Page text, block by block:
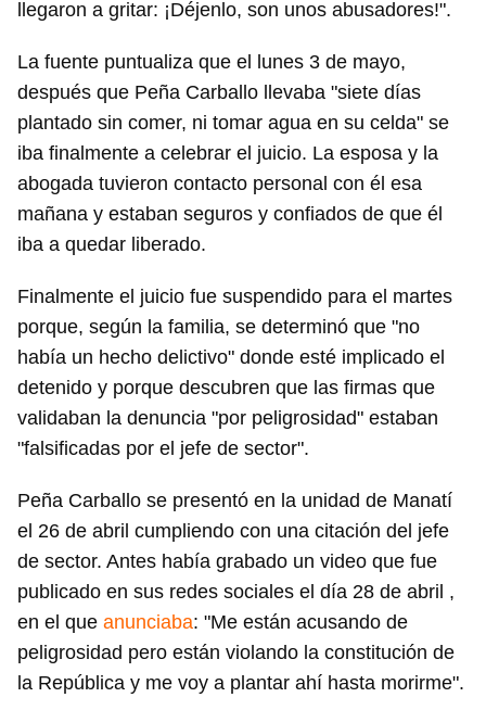
llegaron a gritar: ¡Déjenlo, son unos abusadores!".
La fuente puntualiza que el lunes 3 de mayo,
después que Peña Carballo llevaba "siete días
plantado sin comer, ni tomar agua en su celda" se
iba finalmente a celebrar el juicio. La esposa y la
abogada tuvieron contacto personal con él esa
mañana y estaban seguros y confiados de que él
iba a quedar liberado.
Finalmente el juicio fue suspendido para el martes
porque, según la familia, se determinó que "no
había un hecho delictivo" donde esté implicado el
detenido y porque descubren que las firmas que
validaban la denuncia "por peligrosidad" estaban
"falsificadas por el jefe de sector".
Peña Carballo se presentó en la unidad de Manatí
el 26 de abril cumpliendo con una citación del jefe
de sector. Antes había grabado un video que fue
publicado en sus redes sociales el día 28 de abril ,
en el que anunciaba: "Me están acusando de
peligrosidad pero están violando la constitución de
la República y me voy a plantar ahí hasta morirme".